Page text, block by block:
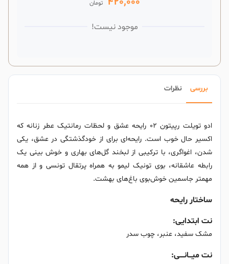
تومان
موجود نیست!
بررسی نظرات
ادو تویلت رپیتون ۰۲ رایحه عشق و لحظات رمانتیک عطر زنانه که
اکسیر حال خوب است. رایحه‌ای برای از خودگذشتگی در عشق، یکی
شدن، اغواگری، با ترکیبی از لبخند گل‌های بهاری و خوش بینی یک
رابطه عاشقانه، بوی تونیک لیمو به همراه پرتقال تونسی و از همه
مهمتر جاسمین خوش‌بوی باغ‌های بهشت.
ساختار رایحه
نت ابتدایی:
مشک سفید، عنبر، چوب سدر
نت میـــانــــی: